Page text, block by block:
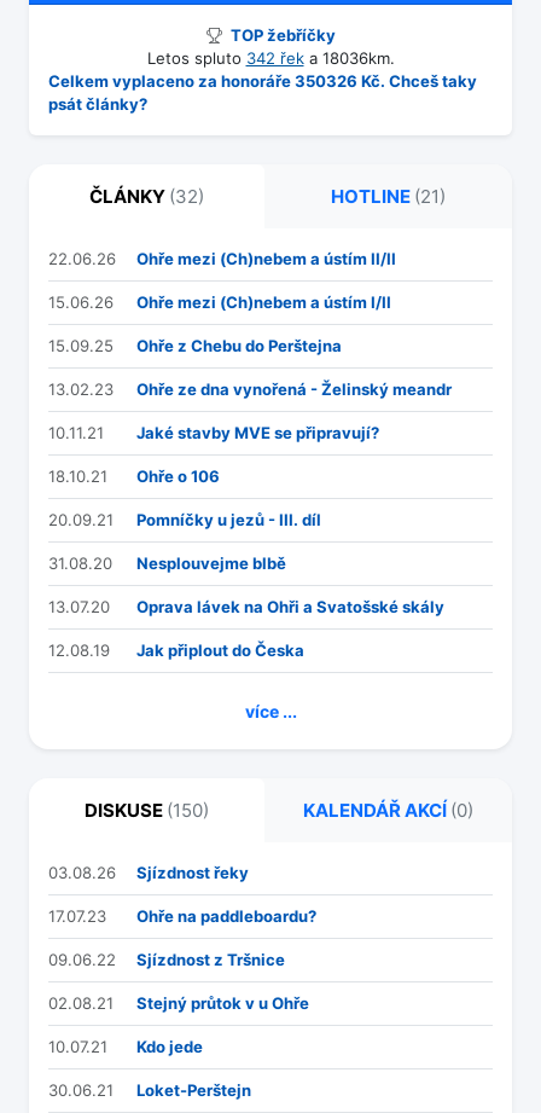
TOP žebříčky
Letos spluto 342 řeka 18036km.
Celkem vyplaceno za honoráře 350326 Kč. Chceš taky
psát články?
ČLÁNKY (32) HOTLINE (21)
22.06.26 Ohře mezi (Ch)nebem a ústím II/II
15.06.26 Ohře mezi (Ch)nebem a ústím I/II
15.09.25 Ohře z Chebu do Perštejna
13.02.23 Ohře ze dna vynořená - Želinský meandr
10.11.21 Jaké stavby MVE se připravují?
18.10.21 Ohře o 106
20.09.21 Pomníčky u jezů - III. díl
31.08.20 Nesplouvejme blbě
13.07.20 Oprava lávek na Ohři a Svatošské skály
12.08.19 Jak připlout do Česka
více ...
DISKUSE (150) KALENDÁŘ AKCÍ (0)
03.08.26 Sjízdnost řeky
17.07.23 Ohře na paddleboardu?
09.06.22 Sjízdnost z Tršnice
02.08.21 Stejný průtok v u Ohře
10.07.21 Kdo jede
30.06.21 Loket-Perštejn